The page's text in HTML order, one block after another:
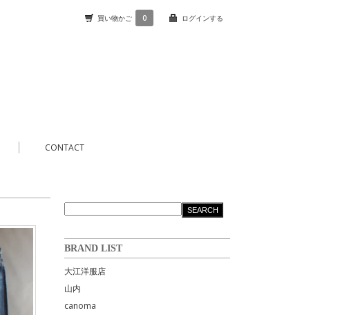
ログインする
買い物かご 0
CONTACT
BRAND LIST
大江洋服店
山内
canoma